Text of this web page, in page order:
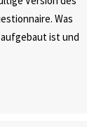
Was
ist und